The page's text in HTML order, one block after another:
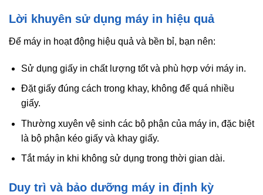
Lời khuyên sử dụng máy in hiệu quả
Để máy in hoạt động hiệu quả và bền bỉ, bạn nên:
Sử dụng giấy in chất lượng tốt và phù hợp với máy in.
Đặt giấy đúng cách trong khay, không để quá nhiều
giấy.
Thường xuyên vệ sinh các bộ phận của máy in, đặc biệt
là bộ phận kéo giấy và khay giấy.
Tắt máy in khi không sử dụng trong thời gian dài.
Duy trì và bảo dưỡng máy in định kỳ